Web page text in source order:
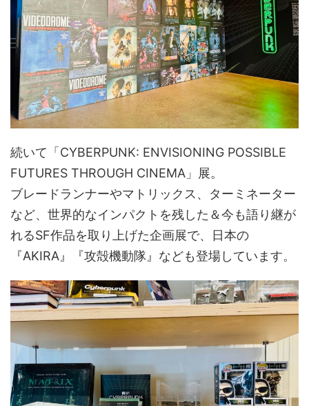
続いて「CYBERPUNK: ENVISIONING POSSIBLE
FUTURES THROUGH CINEMA」展。
ブレードランナーやマトリックス、ターミネーター
など、世界的なインパクトを残した＆今も語り継が
れるSF作品を取り上げた企画展で、日本の
『AKIRA』『攻殻機動隊』なども登場しています。